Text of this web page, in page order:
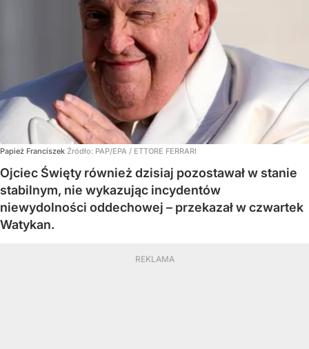
Papież Franciszek Źródło: PAP/EPA / ETTORE FERRARI
Ojciec Święty również dzisiaj pozostawał w stanie
stabilnym, nie wykazując incydentów
niewydolności oddechowej – przekazał w czwartek
Watykan.